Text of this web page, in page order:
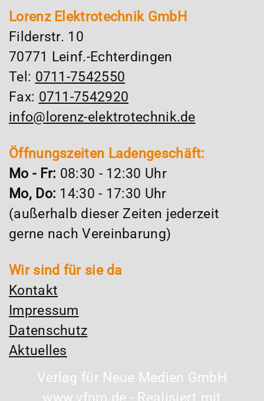
Lorenz Elektrotechnik GmbH
Filderstr. 10
70771 Leinf.-Echterdingen
Tel: 0711-7542550
Fax: 0711-7542920
info@lorenz-elektrotechnik.de
Öffnungszeiten Ladengeschäft:
Mo - Fr: 08:30 - 12:30 Uhr
Mo, Do: 14:30 - 17:30 Uhr
(außerhalb dieser Zeiten jederzeit
gerne nach Vereinbarung)
Wir sind für sie da
Kontakt
Impressum
Datenschutz
Aktuelles
Verlag für Neue Medien GmbH
www.vfnm.de - Realisiert mit